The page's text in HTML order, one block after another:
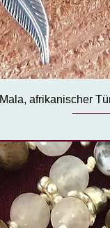
Mala, afrikanischer